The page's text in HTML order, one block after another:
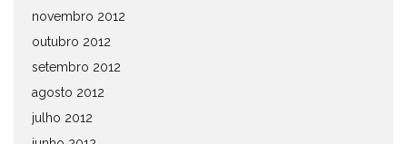
novembro 2012
outubro 2012
setembro 2012
agosto 2012
julho 2012